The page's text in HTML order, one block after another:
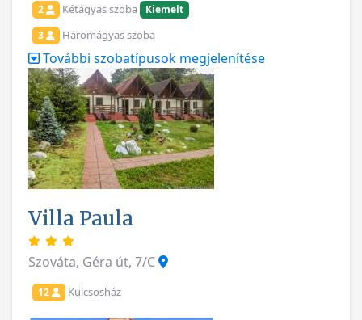
2 Kétágyas szoba
Kiemelt
3
Háromágyas szoba
További szobatípusok megjelenítése
Villa Paula
Szováta, Géra út, 7/C
12 Kulcsosház